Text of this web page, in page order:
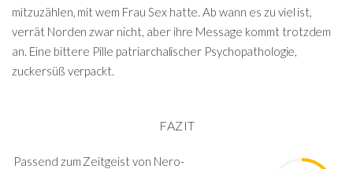
mitzuzählen, mit wem Frau Sex hatte. Ab wann es zu viel ist,
verrät Norden zwar nicht, aber ihre Message kommt trotzdem
an. Eine bittere Pille patriarchalischer Psychopathologie,
zuckersüß verpackt.
FAZIT
Passend zum Zeitgeist von Nero-